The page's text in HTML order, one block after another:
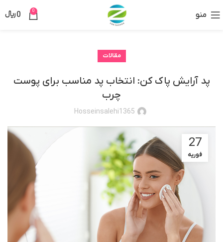
منو 0
0﷼
مقالات
پد آرایش پاک کن: انتخاب پد مناسب برای پوست
چرب
Hosseinsalehi1365
27
فوریه